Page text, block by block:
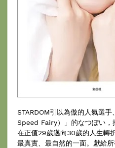
STARDOM引以為傲的人氣選
Speed Fairy）」的なつぽい，
在正值29歲邁向30歲的人生轉
最真實、最自然的一面。獻給